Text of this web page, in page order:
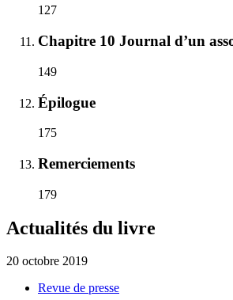
127
Chapitre 10 Journal d’un
149
Épilogue
175
Remerciements
179
Actualités du livre
20 octobre 2019
Revue de presse